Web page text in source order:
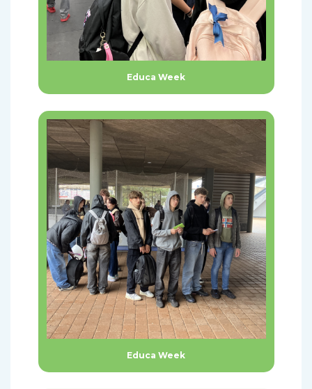
Educa Week
Educa Week